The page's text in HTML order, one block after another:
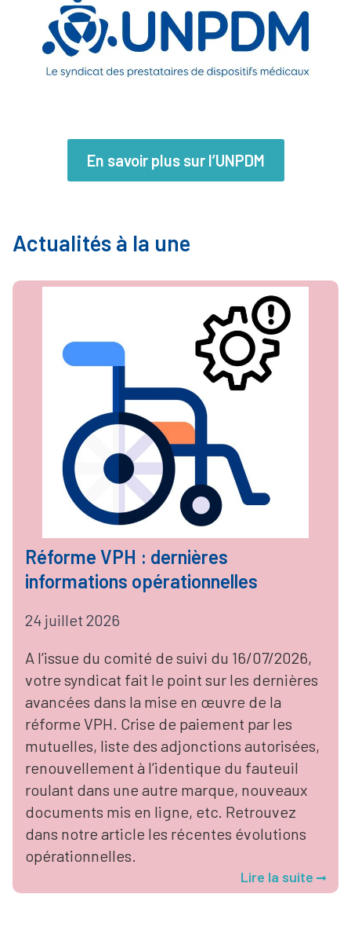
En savoir plus sur l’UNPDM
Actualités à la une
Réforme VPH : dernières
informations opérationnelles
24 juillet 2026
A l’issue du comité de suivi du 16/07/2026,
votre syndicat fait le point sur les dernières
avancées dans la mise en œuvre de la
réforme VPH. Crise de paiement par les
mutuelles, liste des adjonctions autorisées,
renouvellement à l’identique du fauteuil
roulant dans une autre marque, nouveaux
documents mis en ligne, etc. Retrouvez
dans notre article les récentes évolutions
opérationnelles.
Lire la suite